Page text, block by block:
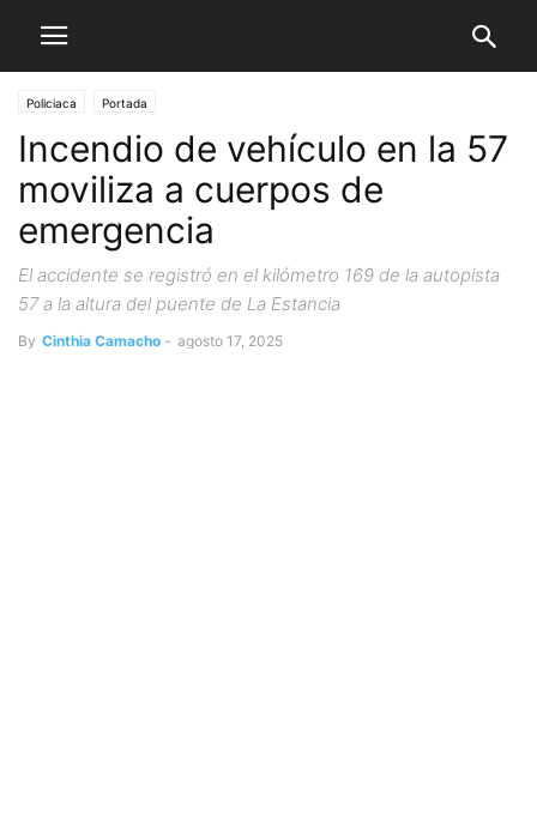
Policiaca Portada
Incendio de vehículo en la 57
moviliza a cuerpos de
emergencia
El accidente se registró en el kilómetro 169 de la autopista
57 a la altura del puente de La Estancia
By Cinthia Camacho - agosto 17, 2025